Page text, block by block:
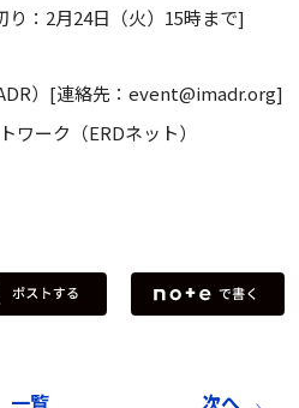
り：2月24日（火）15時まで]
）[連絡先：event@imadr.org]
ーク（ERDネット）
一覧 次へ